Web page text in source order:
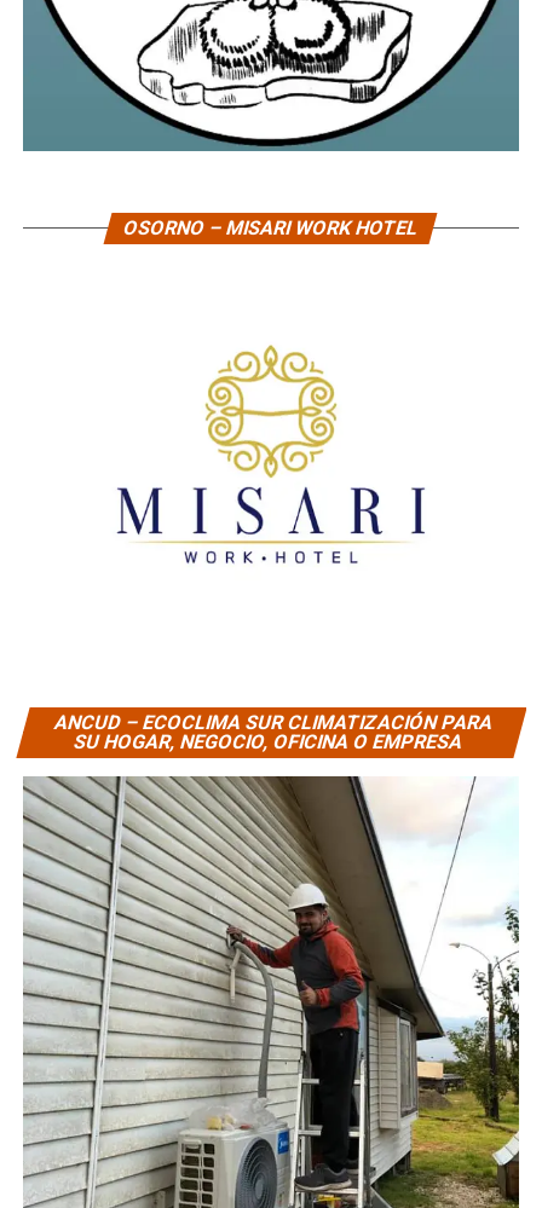
OSORNO – MISARI WORK HOTEL
ANCUD – ECOCLIMA SUR CLIMATIZACIÓN PARA
SU HOGAR, NEGOCIO, OFICINA O EMPRESA